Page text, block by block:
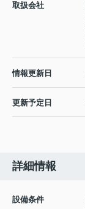
取扱会社
情報更新日
更新予定日
詳細情報
設備条件